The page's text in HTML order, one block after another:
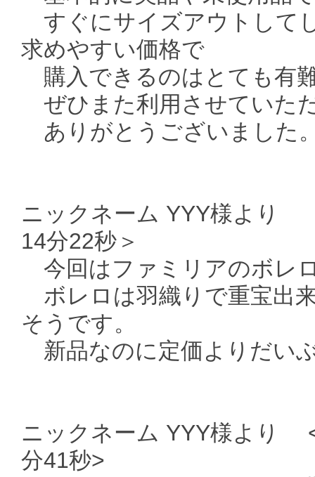
すぐにサイズアウトして
求めやすい価格で
購入できるのはとても有
ぜひまた利用させていた
ありがとうございました
ニックネーム YYY様より
14分22秒＞
今回はファミリアのボレ
ボレロは羽織りで重宝出
そうです。
新品なのに定価よりだい
ニックネーム YYY様より
分41秒>